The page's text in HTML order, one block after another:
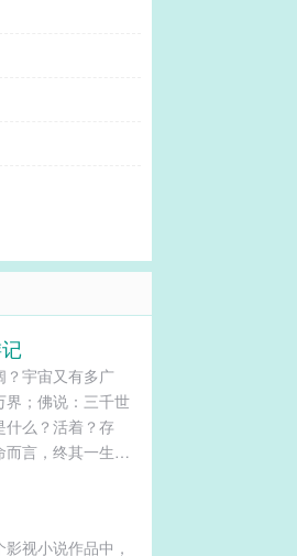
？宇宙又有多广
界；佛说：三千世
什么？活着？存
言，终其一生所
无法离开生活的
视小说作品中，